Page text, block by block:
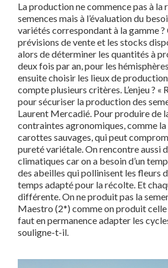
La production ne commence pas à la
semences mais à l’évaluation du
variétés correspondant à la gamme ?
prévisions de vente et les stocks dis
alors de déterminer les quantités à
deux fois par an, pour les
ensuite choisir les lieux de
compte plusieurs critères. L’enjeu ? «
pour sécuriser laproduction des
Laurent Mercadié. Pour produire de
contraintes agronomiques, comme la
carottes sauvages, qui peut
pureté variétale. On rencontre aussi
climatiques car on a besoin d’un
des abeilles qui pollinisent les fleurs
temps adapté pour la récolte. Et
différente. On ne produit pas la
Maestro (2*) comme on produit celle
faut en permanence adapter les
souligne-t-il.